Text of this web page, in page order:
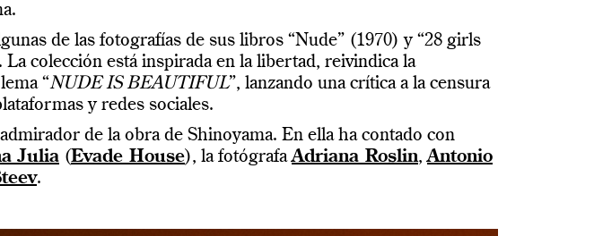
de las fotografías de sus libros “Nude” (1970) y “28 girls
colección está inspirada en la libertad, reivindica la
“NUDE IS BEAUTIFUL”, lanzando una crítica a la censura
y redes sociales.
de la obra de Shinoyama. En ella ha contado con
Julia (Evade House), la fotógrafaAdriana Roslin,Antonio
.